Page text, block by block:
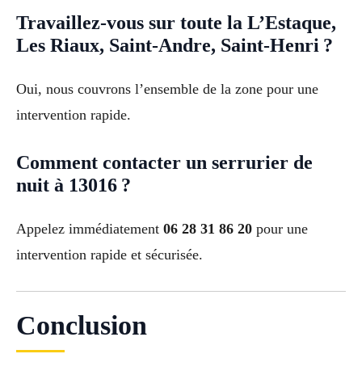
Travaillez-vous sur toute la L’Estaque,
Les Riaux, Saint-Andre, Saint-Henri ?
Oui, nous couvrons l’ensemble de la zone pour une
intervention rapide.
Comment contacter un serrurier de
nuit à 13016 ?
Appelez immédiatement 06 28 31 86 20 pour une
intervention rapide et sécurisée.
Conclusion